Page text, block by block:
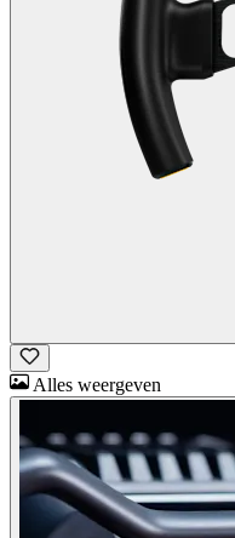
Alles weergeven